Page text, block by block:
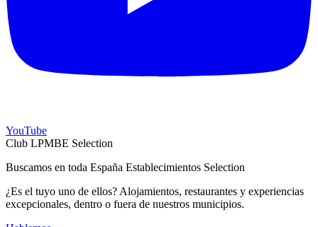
YouTube
Club LPMBE Selection
Buscamos en toda España Establecimientos Selection
¿Es el tuyo uno de ellos? Alojamientos, restaurantes y experiencias
excepcionales, dentro o fuera de nuestros municipios.